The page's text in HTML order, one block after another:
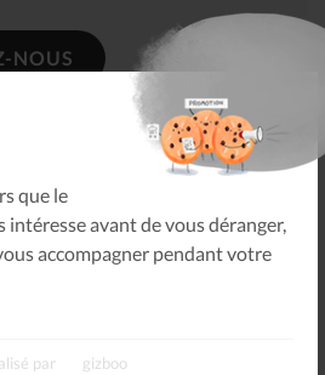
que le
intéresse avant de vous déranger,
accompagner pendant votre
par gizboo
NOUS